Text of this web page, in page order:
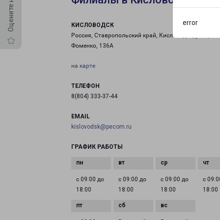
error
КИСЛОВОДСК
Россия, Ставропольский край, Кисловодск, улица
Фоменко, 136А
на карте
ТЕЛЕФОН
8(804) 333-37-44
EMAIL
kislovodsk@pecom.ru
ГРАФИК РАБОТЫ
с 09:00 до
18:00
с 09:00 до
18:00
с 09:00 до
18:00
с
18:00